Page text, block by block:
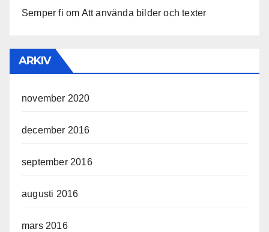
Semper fi om Att använda bilder och texter
ARKIV
november 2020
december 2016
september 2016
augusti 2016
mars 2016